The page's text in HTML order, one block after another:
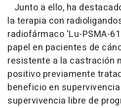
Junto a ello, ha
la terapia con
radiofármaco 'Lu-PSMA-
papel en pacientes de
resistente a la castración
positivo previamente
beneficio en
supervivencia libre de